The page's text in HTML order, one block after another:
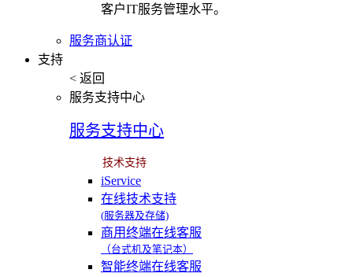
客户IT服务管理水平。
服务商认证
支持
< 返回
服务支持中心
服务支持中心
技术支持
iService
在线技术支持
(服务器及存储)
商用终端在线客服
（台式机及笔记本）
智能终端在线客服